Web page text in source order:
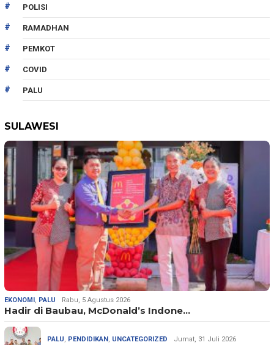
POLISI
RAMADHAN
PEMKOT
COVID
PALU
SULAWESI
EKONOMI , PALU Rabu, 5 Agustus 2026
Hadir di Baubau, McDonald’s Indone…
PALU, PENDIDIKAN , UNCATEGORIZED Jumat, 31 Juli 2026